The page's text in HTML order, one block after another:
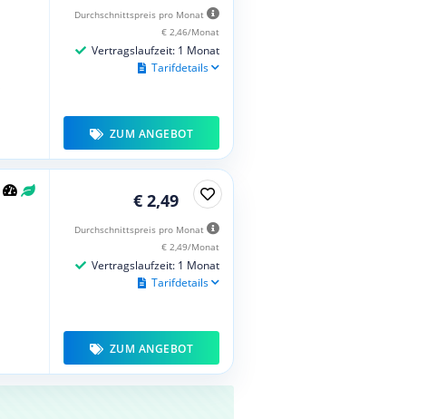
Durchschnittspreis pro Monat
€ 2,46/Monat
Vertragslaufzeit: 1 Monat
Tarifdetails
ZUM ANGEBOT
€ 2,49
Durchschnittspreis pro Monat
€ 2,49/Monat
Vertragslaufzeit: 1 Monat
Tarifdetails
ZUM ANGEBOT